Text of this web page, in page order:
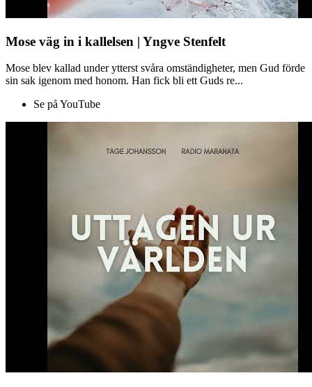
Mose väg in i kallelsen | Yngve Stenfelt
Mose blev kallad under ytterst svåra omständigheter, men Gud förde
sin sak igenom med honom. Han fick bli ett Guds re...
Se på YouTube